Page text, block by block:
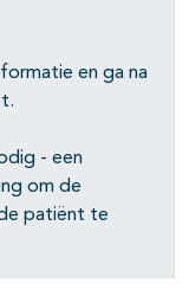
en ga na
- een
om de
patiënt te